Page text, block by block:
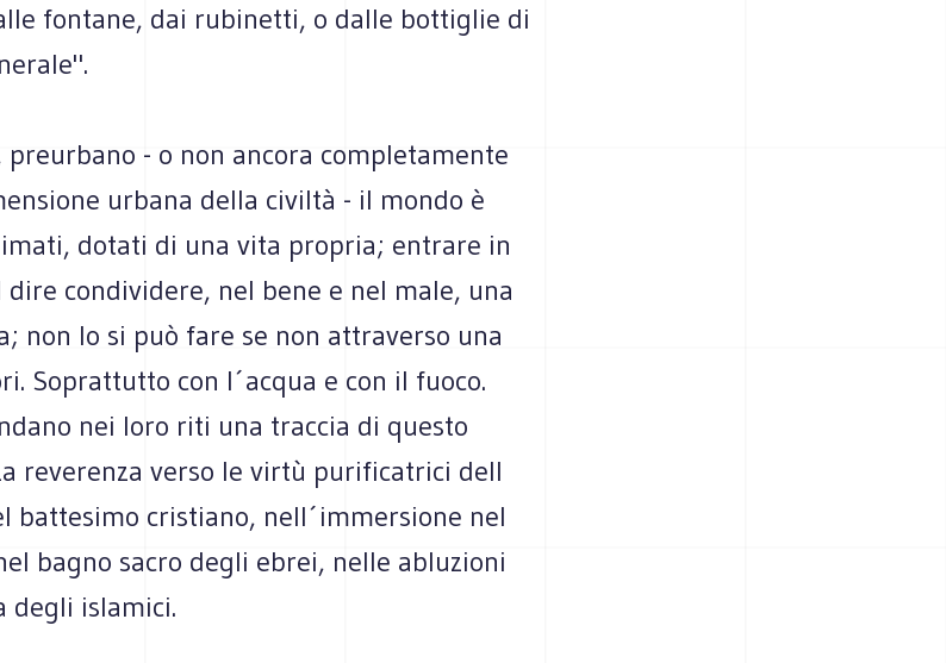
fontane, dai rubinetti, o dalle bottiglie di
- o non ancora completamente
urbana della civiltà - il mondo è
dotati di una vita propria; entrare in
condividere, nel bene e nel male, una
non lo si può fare se non attraverso una
Soprattutto con l´acqua e con il fuoco.
nei loro riti una traccia di questo
reverenza verso le virtù purificatrici dell
battesimo cristiano, nell´immersione nel
bagno sacro degli ebrei, nelle abluzioni
degli islamici.